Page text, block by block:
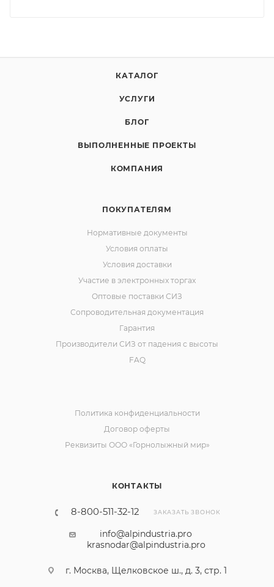
КАТАЛОГ
УСЛУГИ
БЛОГ
ВЫПОЛНЕННЫЕ ПРОЕКТЫ
КОМПАНИЯ
ПОКУПАТЕЛЯМ
Нормативные документы
Условия оплаты
Условия доставки
Участие в электронных торгах
Оптовые поставки СИЗ
Сопроводительная документация
Гарантия
Производители СИЗ от падения с высоты
FAQ
КОНТАКТЫ
8-800-511-32-12 ЗАКАЗАТЬ ЗВОНОК
info@alpindustria.pro
krasnodar@alpindustria.pro
г. Москва, Щелковское ш., д. 3, стр. 1
Политика конфиденциальности
Договор оферты
Реквизиты ООО «Горнолыжный мир»